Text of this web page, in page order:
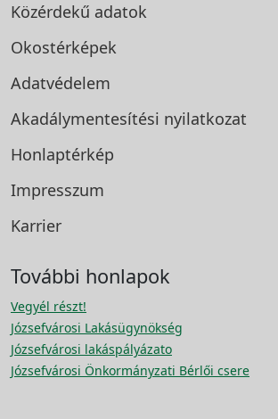
Közérdekű adatok
Okostérképek
Adatvédelem
Akadálymentesítési nyilatkozat
Honlaptérkép
Impresszum
Karrier
További honlapok
Vegyél részt!
Józsefvárosi Lakásügynökség
Józsefvárosi lakáspályázato
Józsefvárosi Önkormányzati Bérlői csere